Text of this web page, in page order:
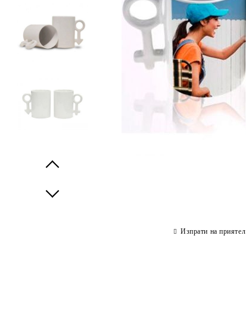
Изпрати на приятел